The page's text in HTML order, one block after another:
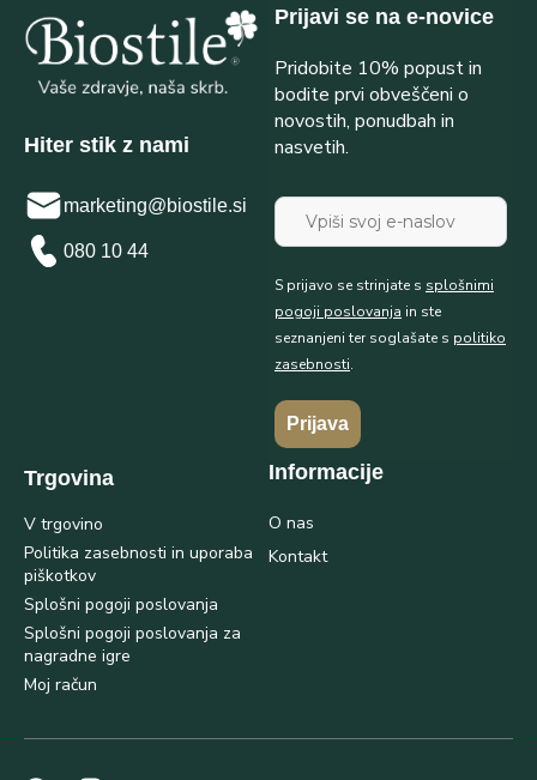
Hiter stik z nami
marketing@biostile.si
080 10 44
Prijavi se na e-novice
Pridobite 10% popust in
bodite prvi obveščeni o
novostih, ponudbah in
nasvetih.
S prijavo se strinjate s splošnimi
pogoji poslovanja in ste
seznanjeni ter soglašate s politiko
zasebnosti.
Prijava
Trgovina
V trgovino
Politika zasebnosti in uporaba
piškotkov
Splošni pogoji poslovanja
Splošni pogoji poslovanja za
nagradne igre
Moj račun
Informacije
O nas
Kontakt